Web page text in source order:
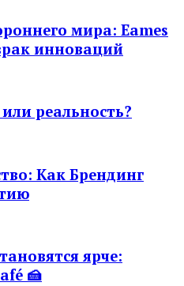
мира: Eames
инноваций
реальность?
Как Брендинг
ярче:
🍰